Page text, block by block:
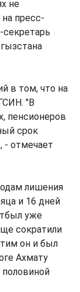
не
пресс-
в том, что на
"В
пенсионеров
срок
- отмечает
лишения
и 16 дней
уже
сократили
он и был
Ахмату